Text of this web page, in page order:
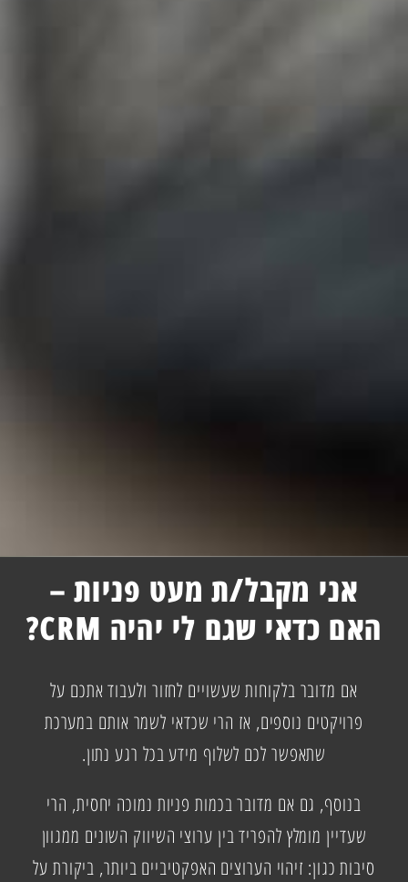
אני מקבל/ת מעט פניות –
האם כדאי שגם לי יהיה CRM?
אם מדובר בלקוחות שעשויים לחזור ולעבוד אתכם על
פרויקטים נוספים, אז הרי שכדאי לשמר אותם במערכת
שתאפשר לכם לשלוף מידע בכל רגע נתון.
בנוסף, גם אם מדובר בכמות פניות נמוכה יחסית, הרי
שעדיין מומלץ להפריד בין ערוצי השיווק השונים ממגוון
סיבות כגון: זיהוי הערוצים האפקטיביים ביותר, ביקורת על